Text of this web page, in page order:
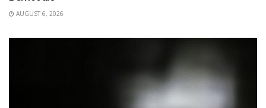
AUGUST 6, 2026